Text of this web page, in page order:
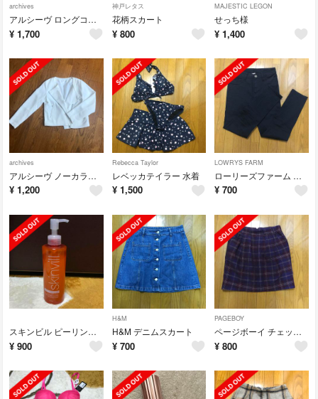
archives
アルシーヴ ロングコート
¥ 1,700
神戸レタス
花柄スカート
¥ 800
MAJESTIC LEGON
せっち様
¥ 1,400
archives
アルシーヴ ノーカラージャケット
¥ 1,200
Rebecca Taylor
レベッカテイラー 水着
¥ 1,500
LOWRYS FARM
ローリーズファーム レギンスパンツ
¥ 700
スキンビル ピーリングジェル
¥ 900
H&M
H&M デニムスカート
¥ 700
PAGEBOY
ページボーイ チェックタイトスカート
¥ 800